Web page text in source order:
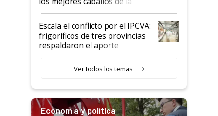
Argentina y los mitos que
todavía hacen sufrir a estos
animales: "Mientras me
descalificaban, yo seguí
haciendo currículum"
Escala el conflicto por el IPCVA:
frigoríficos de tres provincias
respaldaron el aporte
Ver todos los temas
Economía y política